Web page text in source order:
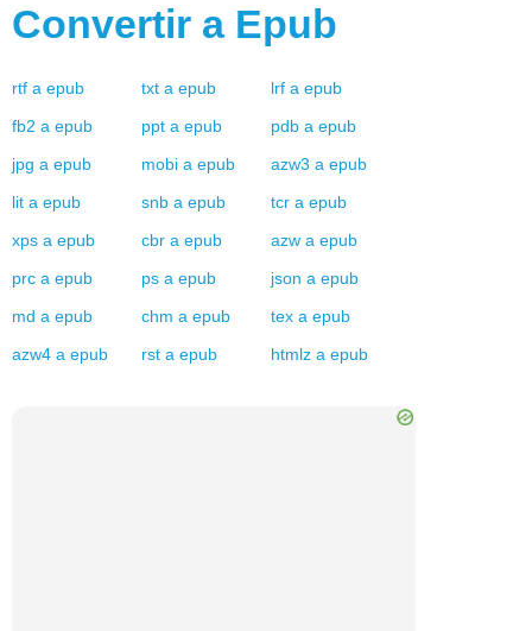
Convertir a Epub
rtf a epub txt a epub lrf a epub
fb2 a epub ppt a epub pdb a epub
jpg a epub mobi a epub azw3 a epub
lit a epub snb a epub tcr a epub
xps a epub cbr a epub azw a epub
prc a epub ps a epub json a epub
md a epub chm a epub tex a epub
azw4 a epub rst a epub htmlz a epub